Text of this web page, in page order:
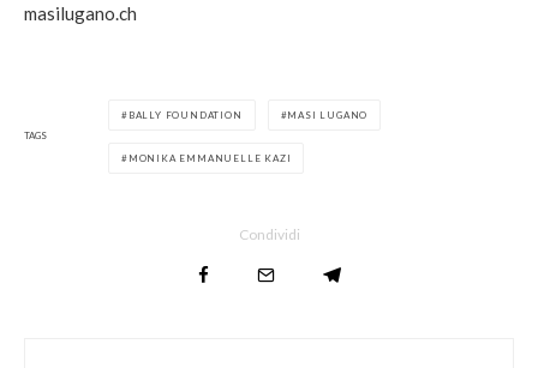
masilugano.ch
TAGS
BALLY FOUNDATION MASI LUGANO
MONIKA EMMANUELLE KAZI
Condividi